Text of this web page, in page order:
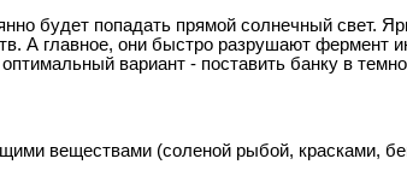
будет попадать прямой солнечный свет.
А главное, они быстро разрушают фермент
вариант - поставить банку в
веществами (соленой рыбой, красками,